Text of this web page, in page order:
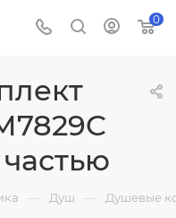
0
— Душ — Душевые